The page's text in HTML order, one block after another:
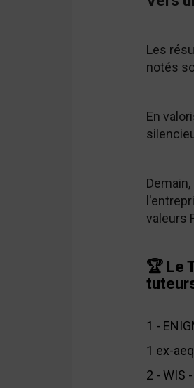
Les
notés
En
valeurs
🏆 Le
1 -
1 ex-
2 - WIS